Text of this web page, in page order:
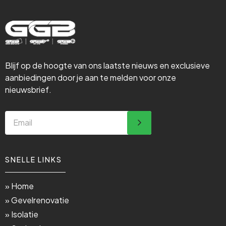
Blijf op de hoogte van ons laatste nieuws en exclusieve
aanbiedingen door je aan te melden voor onze
nieuwsbrief.
SNELLE LINKS
» Home
» Gevelrenovatie
» Isolatie